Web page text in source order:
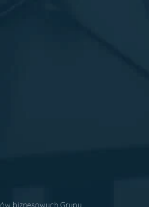
biznesowych Grupy